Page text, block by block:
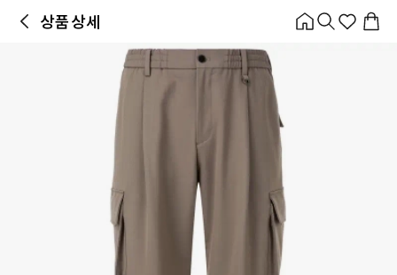
앱 첫 구매 시 10% 쿠폰 + 무료 교환/배송 앱 열기
상품 상세